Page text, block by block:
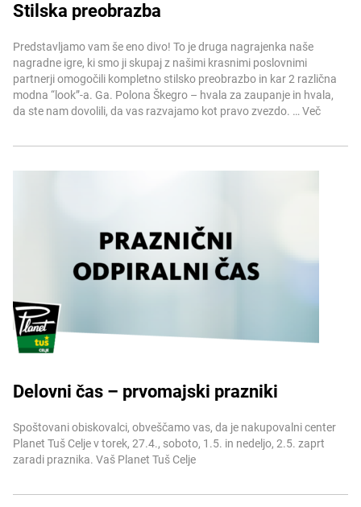
Stilska preobrazba
Predstavljamo vam še eno divo! To je druga nagrajenka naše
nagradne igre, ki smo ji skupaj z našimi krasnimi poslovnimi
partnerji omogočili kompletno stilsko preobrazbo in kar 2 različna
modna “look”-a. Ga. Polona Škegro – hvala za zaupanje in hvala,
da ste nam dovolili, da vas razvajamo kot pravo zvezdo. … Več
Delovni čas – prvomajski prazniki
Spoštovani obiskovalci, obveščamo vas, da je nakupovalni center
Planet Tuš Celje v torek, 27.4., soboto, 1.5. in nedeljo, 2.5. zaprt
zaradi praznika. Vaš Planet Tuš Celje